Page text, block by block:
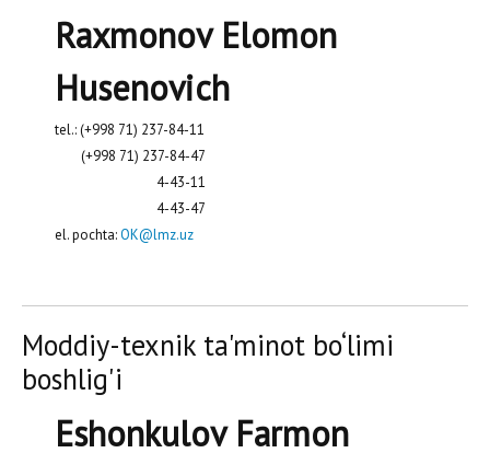
Raxmonov Elomon
Husenovich
tel.: (+998 71) 237-84-11
(+998 71) 237-84-47
4-43-11
4-43-47
el. pochta:OK@lmz.uz
Moddiy-texnik ta'minot bo‘limi
boshlig'i
Eshonkulov Farmon